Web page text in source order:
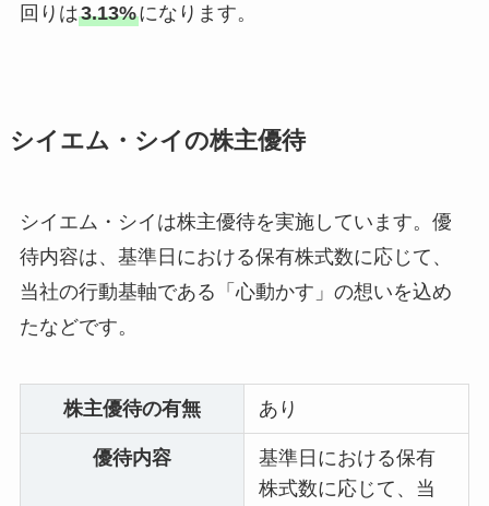
回りは3.13%になります。
シイエム・シイの株主優待
シイエム・シイは株主優待を実施しています。優
待内容は、基準日における保有株式数に応じて、
当社の行動基軸である「心動かす」の想いを込め
たなどです。
株主優待の有無 あり
優待内容
基準日における保有
株式数に応じて、当